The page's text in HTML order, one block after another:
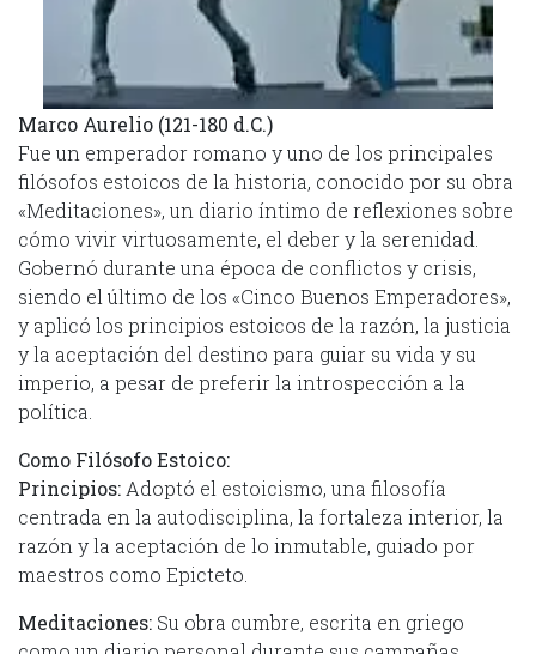
Marco Aurelio (121-180 d.C.)
Fue un emperador romano y uno de los principales
filósofos estoicos de la historia, conocido por su obra
«Meditaciones», un diario íntimo de reflexiones sobre
cómo vivir virtuosamente, el deber y la serenidad.
Gobernó durante una época de conflictos y crisis,
siendo el último de los «Cinco Buenos Emperadores»,
y aplicó los principios estoicos de la razón, la justicia
y la aceptación del destino para guiar su vida y su
imperio, a pesar de preferir la introspección a la
política.
Como Filósofo Estoico:
Principios: Adoptó el estoicismo, una filosofía
centrada en la autodisciplina, la fortaleza interior, la
razón y la aceptación de lo inmutable, guiado por
maestros como Epicteto.
Meditaciones: Su obra cumbre, escrita en griego